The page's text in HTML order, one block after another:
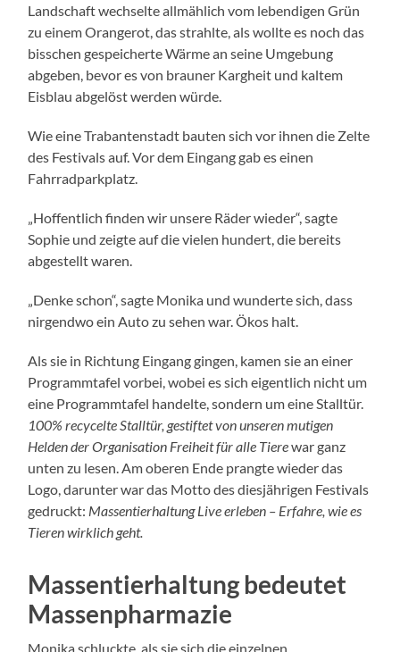
Landschaft wechselte allmählich vom lebendigen Grün
zu einem Orangerot, das strahlte, als wollte es noch das
bisschen gespeicherte Wärme an seine Umgebung
abgeben, bevor es von brauner Kargheit und kaltem
Eisblau abgelöst werden würde.
Wie eine Trabantenstadt bauten sich vor ihnen die Zelte
des Festivals auf. Vor dem Eingang gab es einen
Fahrradparkplatz.
„Hoffentlich finden wir unsere Räder wieder“, sagte
Sophie und zeigte auf die vielen hundert, die bereits
abgestellt waren.
„Denke schon“, sagte Monika und wunderte sich, dass
nirgendwo ein Auto zu sehen war. Ökos halt.
Als sie in Richtung Eingang gingen, kamen sie an einer
Programmtafel vorbei, wobei es sich eigentlich nicht um
eine Programmtafel handelte, sondern um eine Stalltür.
100% recycelte Stalltür, gestiftet von unseren mutigen
Helden der Organisation Freiheit für alle Tierewar ganz
unten zu lesen. Am oberen Ende prangte wieder das
Logo, darunter war das Motto des diesjährigen Festivals
gedruckt: Massentierhaltung Live erleben – Erfahre, wie es
Tieren wirklich geht.
Massentierhaltung bedeutet
Massenpharmazie
Monika schluckte, als sie sich die einzelnen